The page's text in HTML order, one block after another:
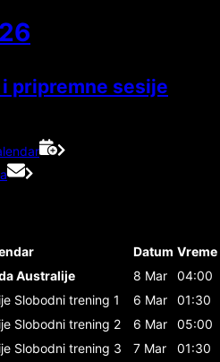
pripremne sesije
Datum Vreme
Australije
8 Mar
04:00
Slobodni trening 1 6 Mar
01:30
Slobodni trening 2 6 Mar
05:00
Slobodni trening 3 7 Mar
01:30